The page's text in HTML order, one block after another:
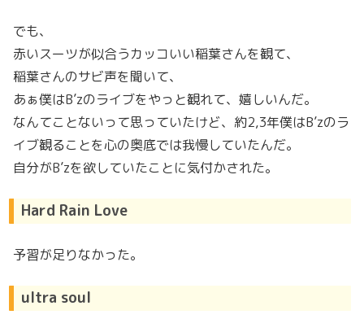
でも、
赤いスーツが似合うカッコいい稲葉さんを観て、
稲葉さんのサビ声を聞いて、
あぁ僕はB’zのライブをやっと観れて、嬉しいんだ。
なんてことないって思っていたけど、約2,3年僕はB’zのラ
イブ観ることを心の奥底では我慢していたんだ。
自分がB’zを欲していたことに気付かされた。
Hard Rain Love
予習が足りなかった。
ultra soul